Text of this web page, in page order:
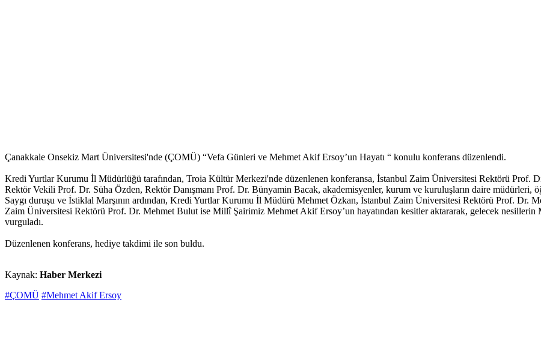
Çanakkale Onsekiz Mart Üniversitesi'nde (ÇOMÜ) “Vefa Günleri ve Mehmet Akif Ersoy’un Hayatı “ konulu konferans düzenlendi.
Kredi Yurtlar Kurumu İl Müdürlüğü tarafından, Troia Kültür Merkezi'nde düzenlenen konferansa, İstanbul Zaim Üniversitesi Rektörü Prof.
Rektör Vekili Prof. Dr. Süha Özden, Rektör Danışmanı Prof. Dr. Bünyamin Bacak, akademisyenler, kurum ve kuruluşların daire müdürleri,
Saygı duruşu ve İstiklal Marşının ardından, Kredi Yurtlar Kurumu İl Müdürü Mehmet Özkan, İstanbul Zaim Üniversitesi Rektörü Prof. Dr.
Zaim Üniversitesi Rektörü Prof. Dr. Mehmet Bulut ise Millî Şairimiz Mehmet Akif Ersoy’un hayatından kesitler aktararak, gelecek nesillerin
vurguladı.
Düzenlenen konferans, hediye takdimi ile son buldu.
Kaynak: Haber Merkezi
#ÇOMÜ #Mehmet Akif Ersoy